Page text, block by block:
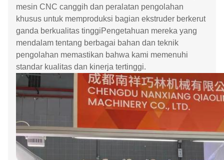
mesin CNC canggih dan peralatan pengolahan
khusus untuk memproduksi bagian ekstruder berkerut
ganda berkualitas tinggiPengetahuan mereka yang
mendalam tentang berbagai bahan dan teknik
pengolahan memastikan bahwa kami memenuhi
standar kualitas dan kinerja tertinggi.